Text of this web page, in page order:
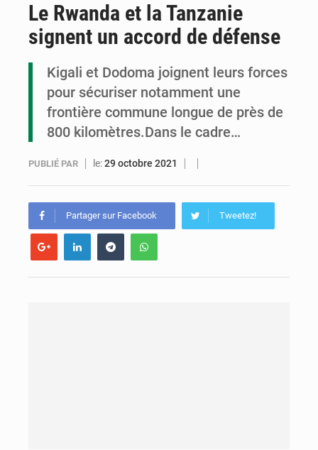
Congo : la Grande foire agricole pour renforcer la souveraineté alimentaire
Congo-RDC : Brazzaville et Kinshasa renforcent leur coopération en faveur de la jeunesse
Le Rwanda et la Tanzanie
signent un accord de défense
Kigali et Dodoma joignent leurs forces
pour sécuriser notamment une
frontière commune longue de près de
800 kilomètres.Dans le cadre…
PUBLIÉ PAR le:29 octobre 2021
Partager sur Facebook Tweetez!